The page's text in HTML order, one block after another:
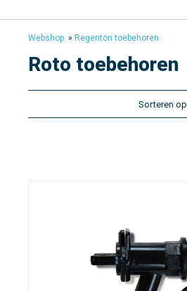
Webshop » Regenton toebehoren
Roto toebehoren
Sorteren op